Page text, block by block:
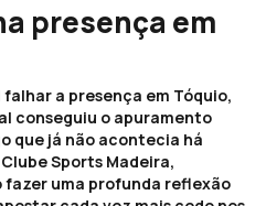
presença em
a presença em Tóquio,
conseguiu o apuramento
que já não acontecia há
Sports Madeira,
fazer uma profunda reflexão